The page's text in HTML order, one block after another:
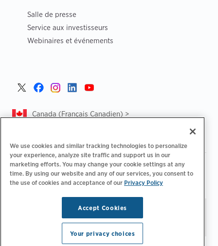
Salle de presse
Service aux investisseurs
Webinaires et événements
Canada (Français Canadien) >
Politique de confidentialité‌ | Choix de confidentialité
Informations légales | Déclaration d'accessibilité |
Code de
conduite des fournisseurs
| CA Forced and Child Labour Report
Préférences
relatives aux e-mails
© 2026 ChargePoint, Inc.
Tous droits réservés.
We use cookies and similar tracking technologies to personalize
your experience, analyze site traffic and support us in our
marketing efforts. You may change your cookie settings at any
time. By using our website and any of our services, you consent to
the use of cookies and acceptance of our Privacy Policy
Accept Cookies
Your privacy choices